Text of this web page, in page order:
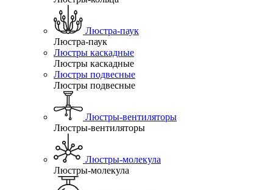
Люстра-паук
Люстра-паук
Люстры каскадные
Люстры каскадные
Люстры подвесные
Люстры подвесные
Люстры-вентиляторы
Люстры-вентиляторы
Люстры-молекула
Люстры-молекула